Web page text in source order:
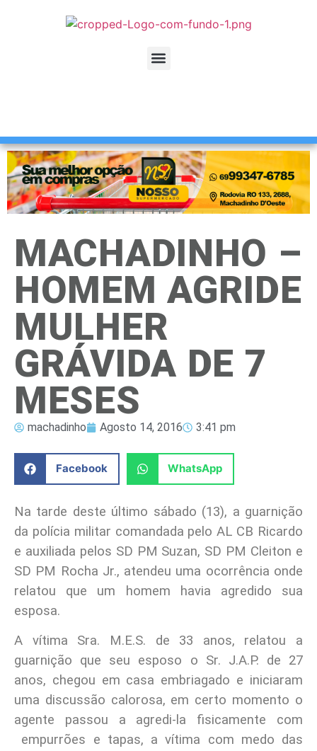
MACHADINHO –
HOMEM AGRIDE
MULHER
GRÁVIDA DE 7
MESES
machadinho Agosto 14, 2016 3:41 pm
Facebook WhatsApp
Na tarde deste último sábado (13), a guarnição
da polícia militar comandada pelo AL CB Ricardo
e auxiliada pelos SD PM Suzan, SD PM Cleiton e
SD PM Rocha Jr., atendeu uma ocorrência onde
relatou que um homem havia agredido sua
esposa.
A vítima Sra. M.E.S. de 33 anos, relatou a
guarnição que seu esposo o Sr. J.A.P. de 27
anos, chegou em casa embriagado e iniciaram
uma discussão calorosa, em certo momento o
agente passou a agredi-la fisicamente com
empurrões e tapas, a vítima com medo das